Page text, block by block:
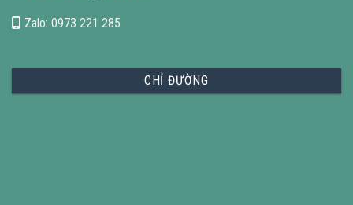
Zalo: 0973 221 285
CHỈ ĐƯỜNG